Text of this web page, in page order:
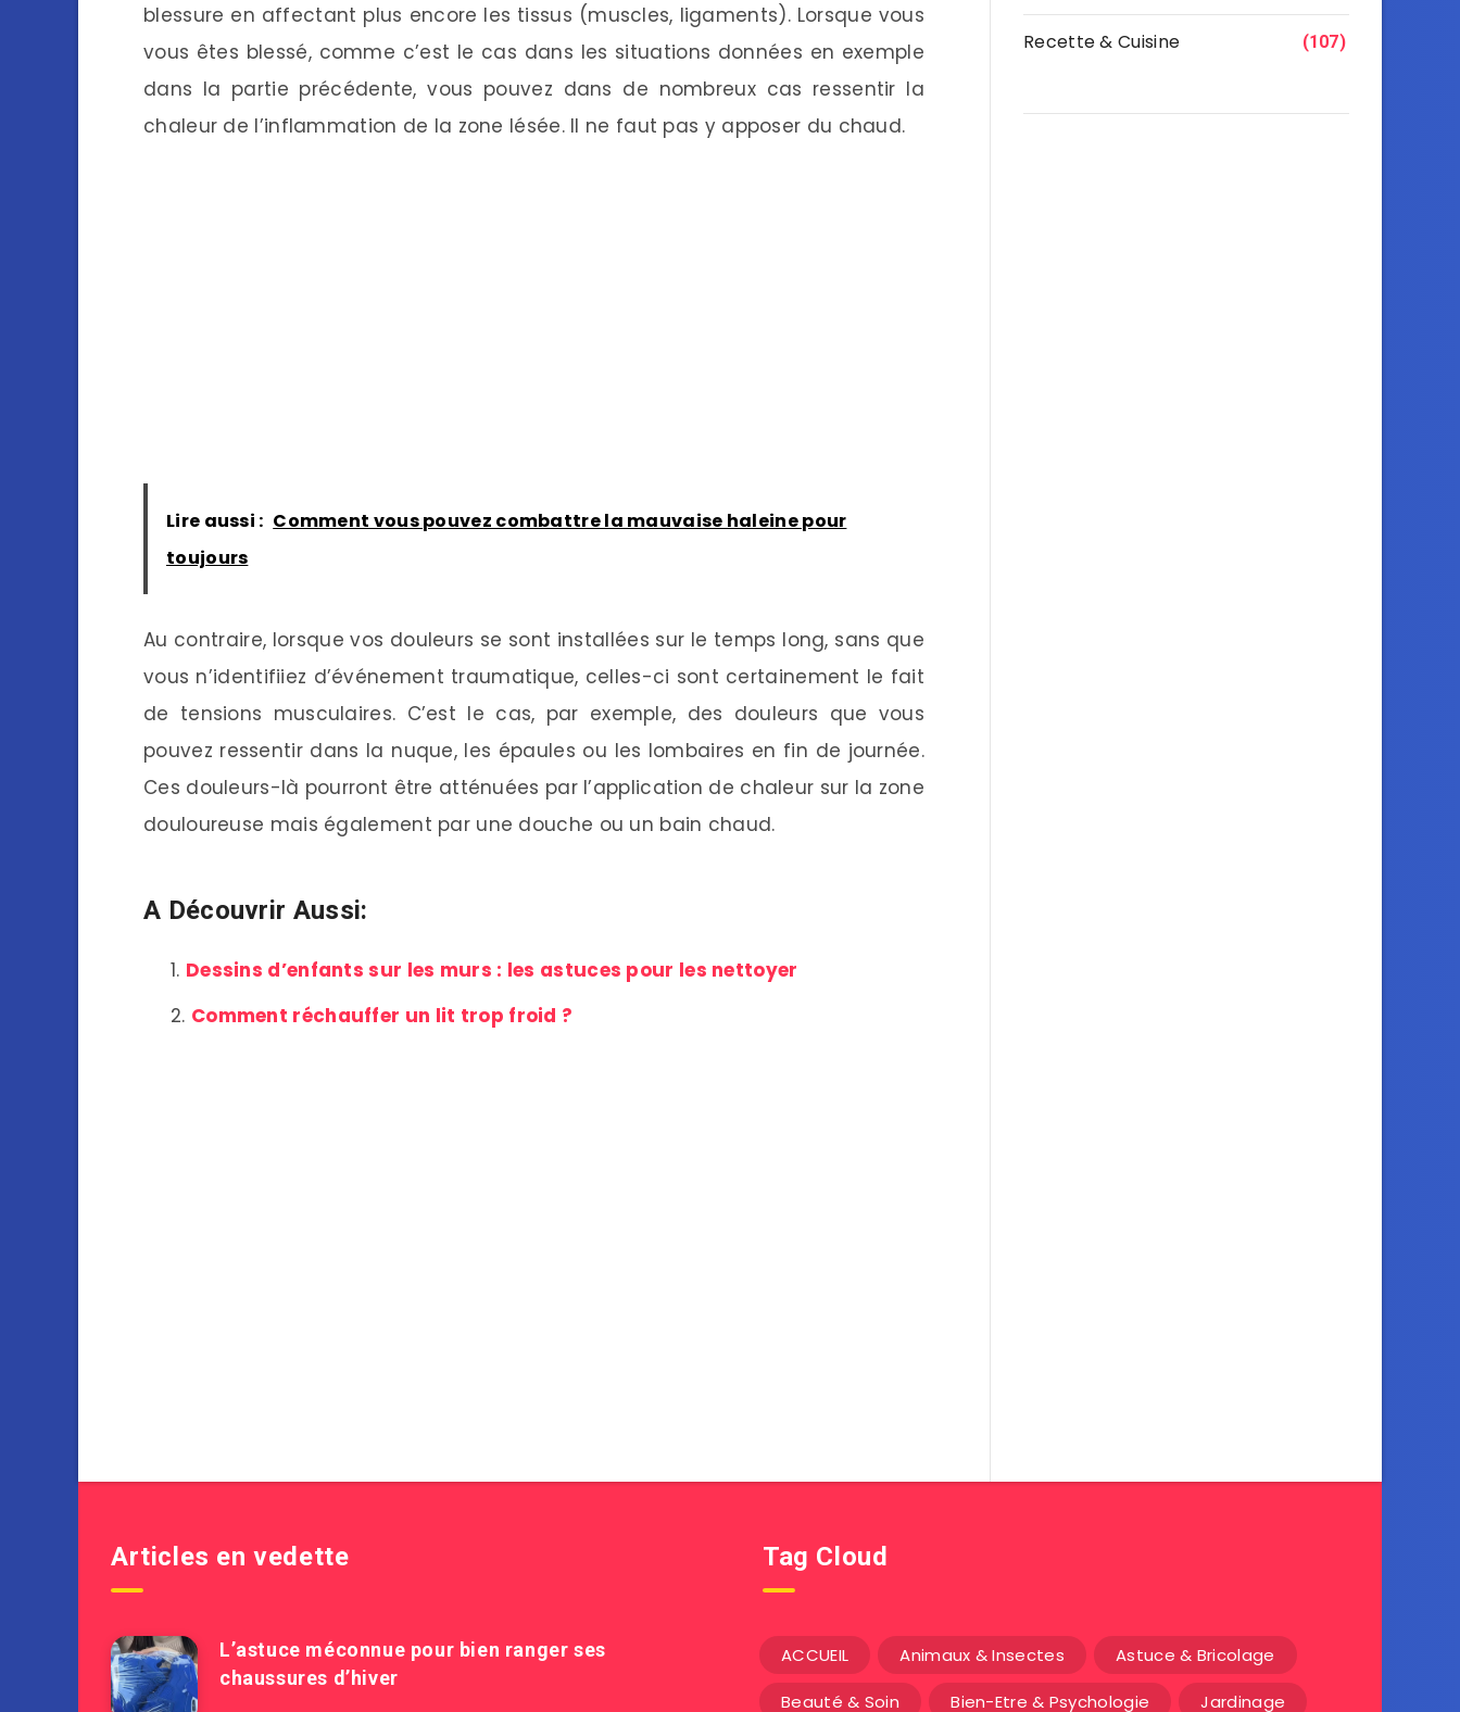
blessure en affectant plus encore les tissus (muscles, ligaments). Lorsque vous
vous êtes blessé, comme c’est le cas dans les situations données en exemple
dans la partie précédente, vous pouvez dans de nombreux cas ressentir la
chaleur de l’inflammation de la zone lésée. Il ne faut pas y apposer du chaud.
Lire aussi : Comment vous pouvez combattre la mauvaise haleine pour
toujours
Au contraire, lorsque vos douleurs se sont installées sur le temps long, sans que
vous n’identifiiez d’événement traumatique, celles-ci sont certainement le fait
de tensions musculaires. C’est le cas, par exemple, des douleurs que vous
pouvez ressentir dans la nuque, les épaules ou les lombaires en fin de journée.
Ces douleurs-là pourront être atténuées par l’application de chaleur sur la zone
douloureuse mais également par une douche ou un bain chaud.
A Découvrir Aussi:
Dessins d’enfants sur les murs : les astuces pour les nettoyer
Comment réchauffer un lit trop froid ?
Recette & Cuisine (107)
Articles en vedette
L’astuce méconnue pour bien ranger ses
chaussures d’hiver
Tag Cloud
ACCUEIL Animaux & Insectes Astuce & Bricolage
Beauté & Soin Bien-Etre & Psychologie Jardinage